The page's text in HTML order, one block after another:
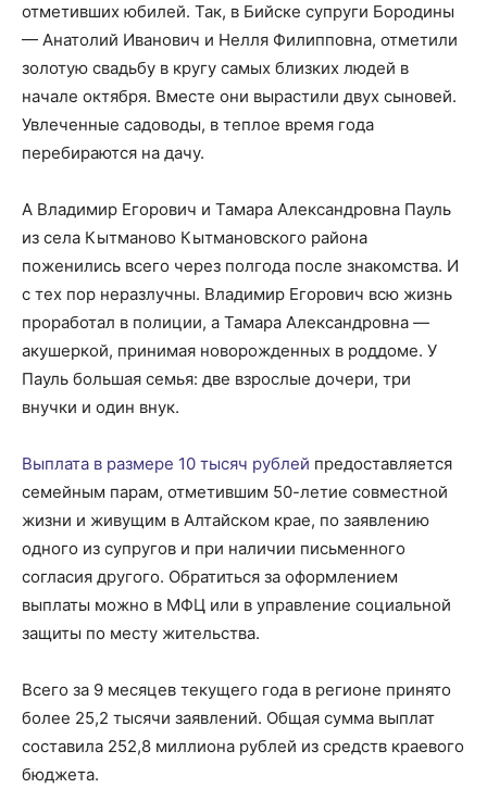
отметивших юбилей. Так, в Бийске супруги Бородины
— Анатолий Иванович и Нелля Филипповна, отметили
золотую свадьбу в кругу самых близких людей в
начале октября. Вместе они вырастили двух сыновей.
Увлеченные садоводы, в теплое время года
перебираются на дачу.
А Владимир Егорович и Тамара Александровна Пауль
из села Кытманово Кытмановского района
поженились всего через полгода после знакомства. И
с тех пор неразлучны. Владимир Егорович всю жизнь
проработал в полиции, а Тамара Александровна —
акушеркой, принимая новорожденных в роддоме. У
Пауль большая семья: две взрослые дочери, три
внучки и один внук.
Выплата в размере 10 тысяч рублей предоставляется
семейным парам, отметившим 50-летие совместной
жизни и живущим в Алтайском крае, по заявлению
одного из супругов и при наличии письменного
согласия другого. Обратиться за оформлением
выплаты можно в МФЦ или в управление социальной
защиты по месту жительства.
Всего за 9 месяцев текущего года в регионе принято
более 25,2 тысячи заявлений. Общая сумма выплат
составила 252,8 миллиона рублей из средств краевого
бюджета.